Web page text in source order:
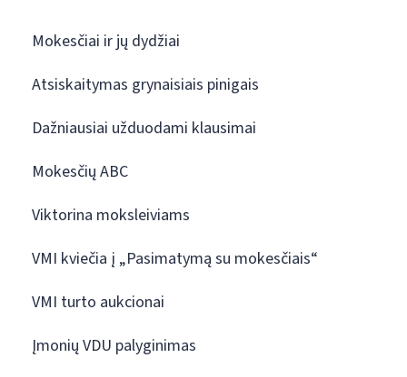
Mokesčiai ir jų dydžiai
Atsiskaitymas grynaisiais pinigais
Dažniausiai užduodami klausimai
Mokesčių ABC
Viktorina moksleiviams
VMI kviečia į „Pasimatymą su mokesčiais“
VMI turto aukcionai
Įmonių VDU palyginimas